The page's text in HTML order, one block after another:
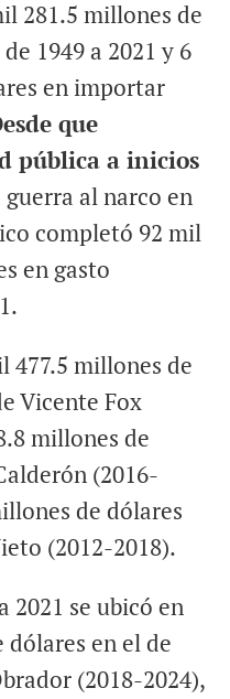
281.5 millones de
1949 a 2021 y 6
en importar
que
pública a inicios
al narco en
completó 92 mil
en gasto
477.5 millones de
Vicente Fox
millones de
(2016-
de dólares
(2012-2018).
2021 se ubicó en
en el de
(2018-2024),